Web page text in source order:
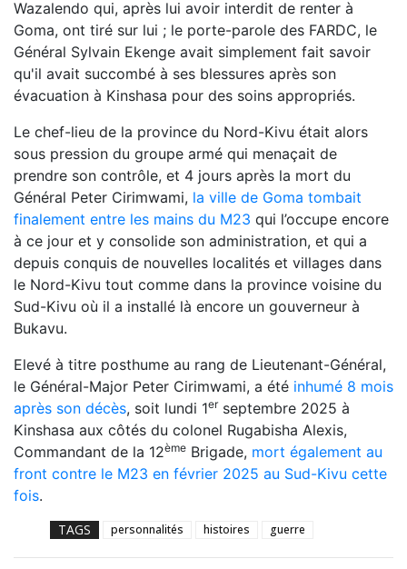
Wazalendo qui, après lui avoir interdit de renter à
Goma, ont tiré sur lui ; le porte-parole des FARDC, le
Général Sylvain Ekenge avait simplement fait savoir
qu'il avait succombé à ses blessures après son
évacuation à Kinshasa pour des soins appropriés.
Le chef-lieu de la province du Nord-Kivu était alors
sous pression du groupe armé qui menaçait de
prendre son contrôle, et 4 jours après la mort du
Général Peter Cirimwami, la ville de Goma tombait
finalement entre les mains du M23 qui l’occupe encore
à ce jour et y consolide son administration, et qui a
depuis conquis de nouvelles localités et villages dans
le Nord-Kivu tout comme dans la province voisine du
Sud-Kivu où il a installé là encore un gouverneur à
Bukavu.
Elevé à titre posthume au rang de Lieutenant-Général,
le Général-Major Peter Cirimwami, a été inhumé 8 mois
après son décès, soit lundi 1erseptembre 2025 à
Kinshasa aux côtés du colonel Rugabisha Alexis,
Commandant de la 12ème Brigade, mort également au
front contre le M23 en février 2025 au Sud-Kivu cette
fois.
TAGS personnalités histoires guerre